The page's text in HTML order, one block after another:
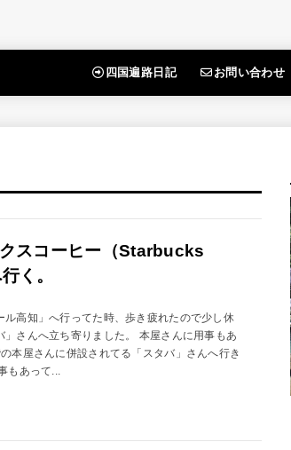
四国遍路日記 お問い合わせ
クスコーヒー（Starbucks
く。
ル高知」へ行ってた時、歩き疲れたので少し休
」さんへ立ち寄りました。 本屋さんに用事もあ
本屋さんに併設されてる「スタバ」さんへ行き
もあって...